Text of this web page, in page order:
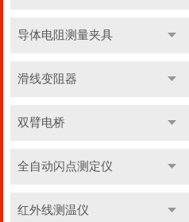
导体电阻测量夹具
滑线变阻器
双臂电桥
全自动闪点测定仪
红外线测温仪